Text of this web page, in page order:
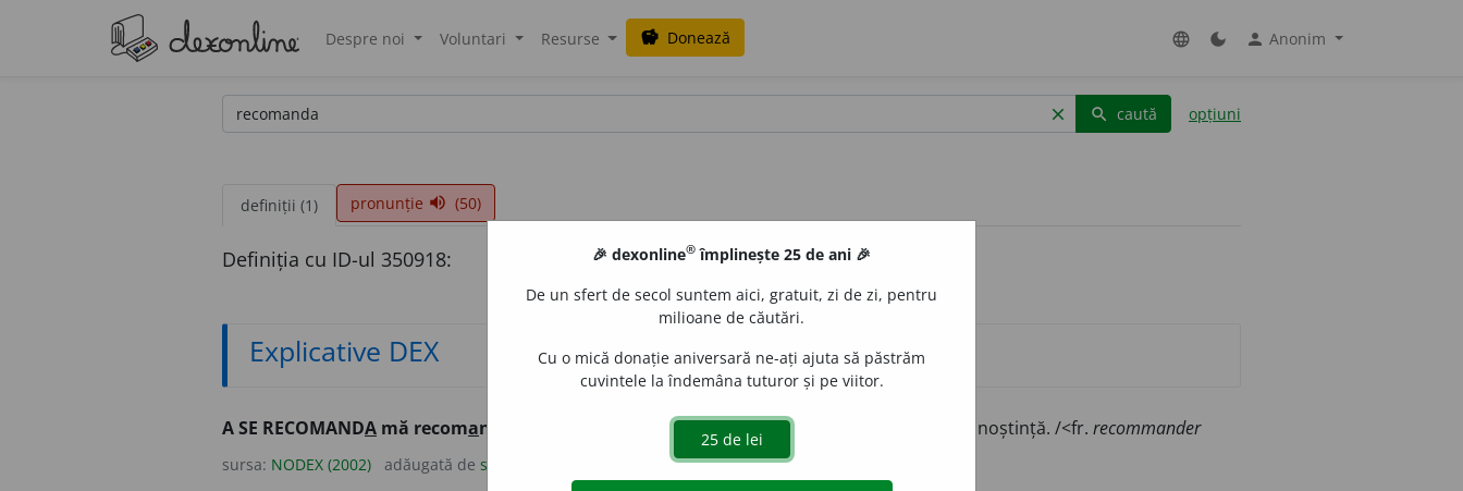
Despre noi Voluntari Resurse savings Donează language dark_mode person Anonim
clear search caută opțiuni
definiții (1) pronunție volume_up (50)
Definiția cu ID-ul 350918:
Explicative DEX
A SE RECOMANDA mă recomand A se prezenta (cuiva); a-și spune numele; a face cunoștință. /<fr. recommander
sursa: NODEX (2002) adăugată de siveco
🎉 dexonline® împlinește 25 de ani 🎉
De un sfert de secol suntem aici, gratuit, zi de zi, pentru
milioane de căutări.
Cu o mică donație aniversară ne-ați ajuta să păstrăm
cuvintele la îndemâna tuturor și pe viitor.